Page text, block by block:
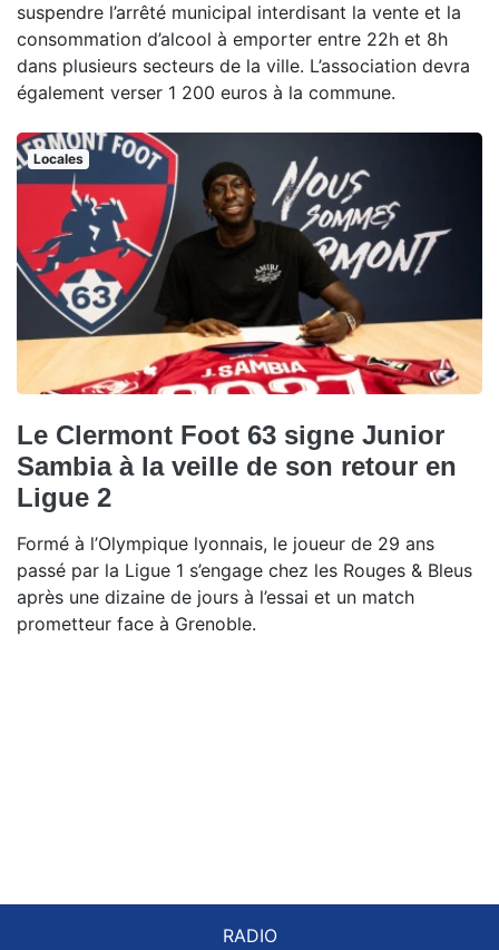
suspendre l’arrêté municipal interdisant la vente et la
consommation d’alcool à emporter entre 22h et 8h
dans plusieurs secteurs de la ville. L’association devra
également verser 1 200 euros à la commune.
Locales
Le Clermont Foot 63 signe Junior
Sambia à la veille de son retour en
Ligue 2
Formé à l’Olympique lyonnais, le joueur de 29 ans
passé par la Ligue 1 s’engage chez les Rouges & Bleus
après une dizaine de jours à l’essai et un match
prometteur face à Grenoble.
RADIO